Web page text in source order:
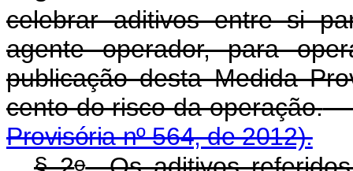
celebrar aditivos entre si
agente operador, para
publicação desta Medida
cento do risco da operação.
Provisória nº 564, de 2012).
o